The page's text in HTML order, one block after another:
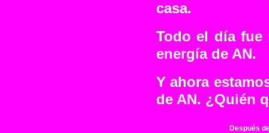
casa.
Todo el día fue
energía de AN.
Y ahora
de AN. ¿Quién
Después